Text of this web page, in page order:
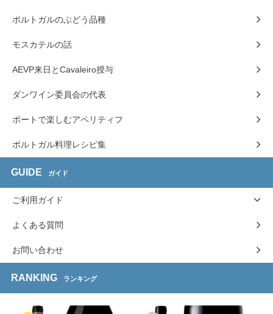
ポルトガルのぶどう品種
モスカテルの話
AEVP来日とCavaleiro授与
ダンワイン委員会の代表
ポートで楽しむアペリティフ
ポルトガル料理レシピ集
GUIDE ガイド
ご利用ガイド
よくある質問
お問い合わせ
RANKING ランキング